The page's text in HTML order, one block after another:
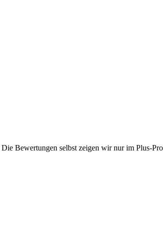
Bewertungen selbst zeigen wir nur im Plus-